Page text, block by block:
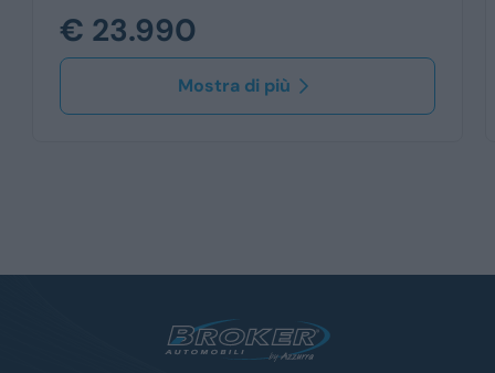
€ 23.990
Mostra di più